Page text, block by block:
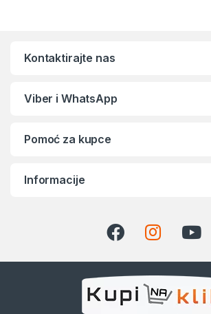
Kontaktirajte nas
Viber i WhatsApp
Pomoć za kupce
Informacije